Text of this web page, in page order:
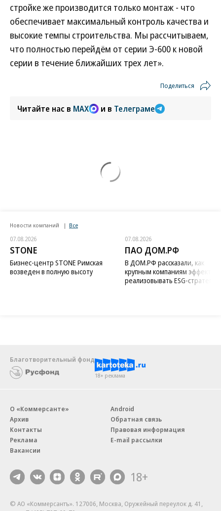
стройке же производится только монтаж - что
обеспечивает максимальный контроль качества и
высокие темпы строительства. Мы рассчитываем,
что полностью перейдём от серии Э-600 к новой
серии в течение ближайших трех лет».
Поделиться
Читайте нас в MAX и в Телеграме
Новости компаний Все
07.08.2026
STONE
Бизнес-центр STONE Римская
возведен в полную высоту
07.08.2026
ПАО ДОМ.РФ
В ДОМ.РФ рассказали, как
крупным компаниям
реализовывать ESG-стратегию
Благотворительный фонд
18+ реклама
О «Коммерсанте»
Архив
Контакты
Реклама
Вакансии
Android
Обратная связь
Правовая информация
E-mail рассылки
18+
© АО «Коммерсантъ». 127006, Москва, Оружейный переулок д. 41,